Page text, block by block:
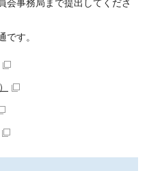
会事務局まで提出してくださ
です。